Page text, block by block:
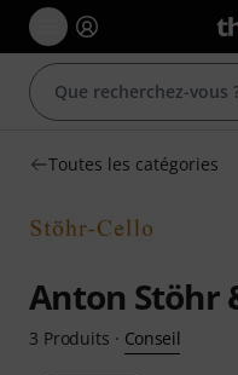
Toutes les catégories
Anton Stöhr
3 Produits · Conseil